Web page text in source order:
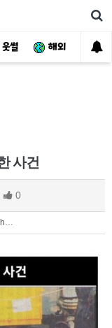
웃썰 해외 핫
사건
0